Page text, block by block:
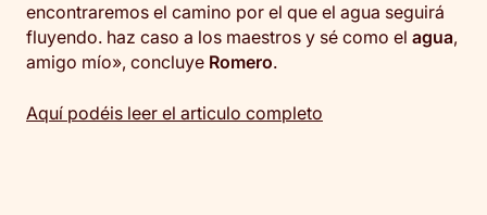
encontraremos el camino por el que el agua seguirá
fluyendo. haz caso a los maestros y sé como el agua,
amigo mío», concluye Romero.
Aquí podéis leer el articulo completo